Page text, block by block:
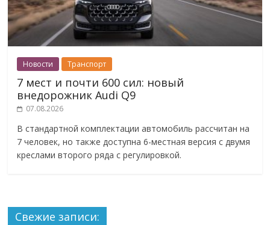
Новости Транспорт
7 мест и почти 600 сил: новый
внедорожник Audi Q9
07.08.2026
В стандартной комплектации автомобиль рассчитан на
7 человек, но также доступна 6-местная версия с двумя
креслами второго ряда с регулировкой.
Свежие записи: